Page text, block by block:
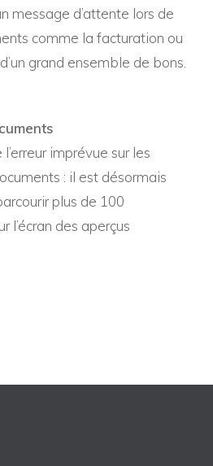
message d’attente lors de
comme la facturation ou
grand ensemble de bons.
imprévue sur les
: il est désormais
plus de 100
l’écran des aperçus